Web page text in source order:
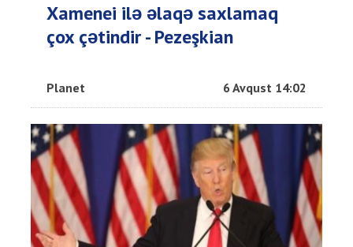
Xamenei ilə əlaqə saxlamaq
çox çətindir - Pezeşkian
Planet 6 Avqust 14:02